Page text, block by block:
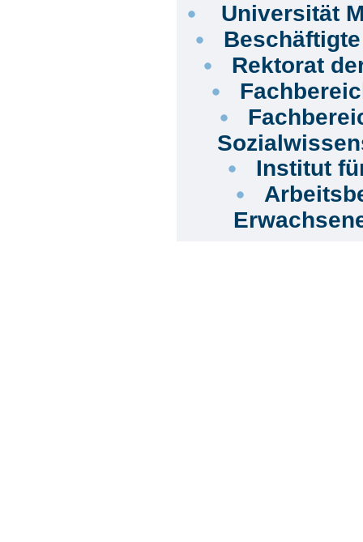
Universität
Beschäftigte
Rektorat
Institut